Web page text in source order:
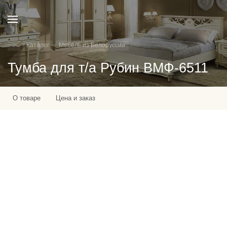
Каталог Мебель из Белоруссии
Тумба для т/а Рубин ВМФ-6511
О товаре Цена и заказ